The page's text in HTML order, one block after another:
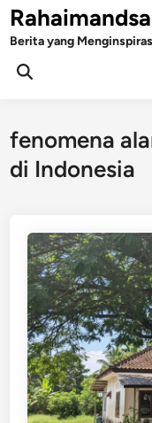
Skip
to
content
Berita yang
Open
fenomena
di Indonesia